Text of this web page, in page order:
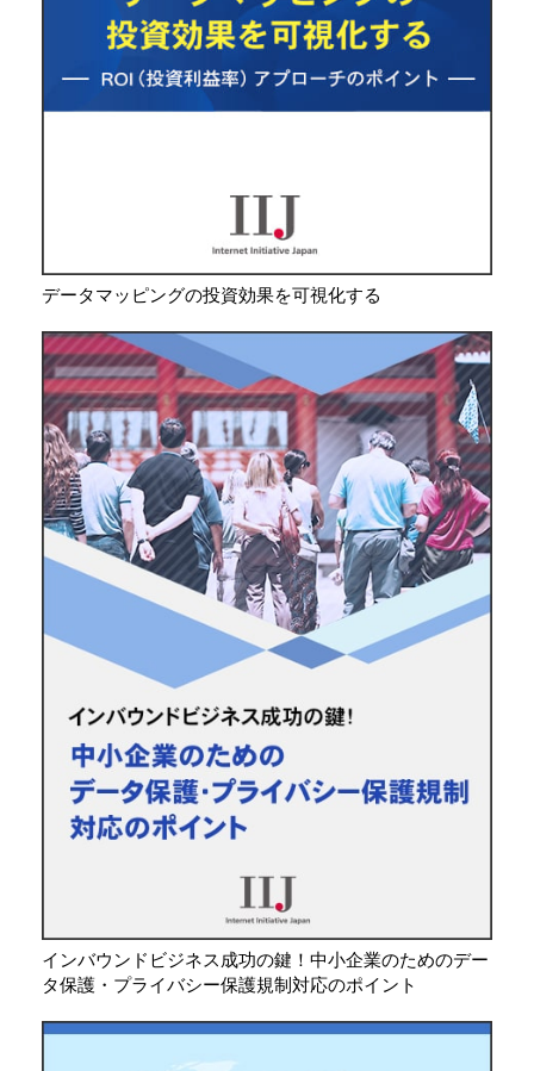
データマッピングの投資効果を可視化する
インバウンドビジネス成功の鍵！中小企業のためのデー
タ保護・プライバシー保護規制対応のポイント